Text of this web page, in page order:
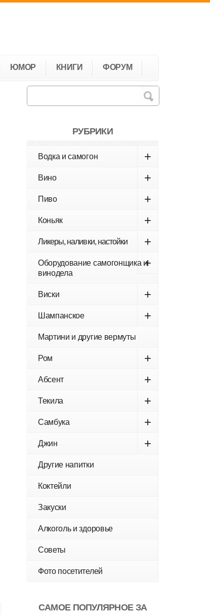
ЮМОР КНИГИ ФОРУМ
РУБРИКИ
Водка и самогон +
Вино +
Пиво +
Коньяк +
Ликеры, наливки, настойки +
Оборудование самогонщика и
винодела
+
Виски +
Шампанское +
Мартини и другие вермуты
Ром +
Абсент +
Текила +
Самбука +
Джин +
Другие напитки
Коктейли
Закуски
Алкоголь и здоровье
Советы
Фото посетителей
САМОЕ ПОПУЛЯРНОЕ ЗА